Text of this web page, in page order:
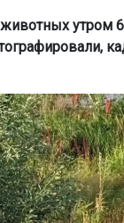
утром